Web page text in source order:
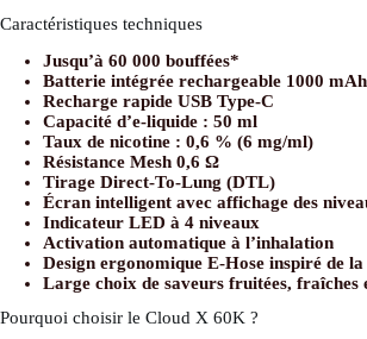
Caractéristiques techniques
Jusqu’à 60 000 bouffées*
Batterie intégrée rechargeable 1000 mAh
Recharge rapide USB Type-C
Capacité d’e-liquide : 50 ml
Taux de nicotine : 0,6 % (6 mg/ml)
Résistance Mesh 0,6 Ω
Tirage Direct-To-Lung (DTL)
Écran intelligent avec affichage des
Indicateur LED à 4 niveaux
Activation automatique à l’inhalation
Design ergonomique E-Hose inspiré de la
Large choix de saveurs fruitées, fraîches
Pourquoi choisir le Cloud X 60K ?